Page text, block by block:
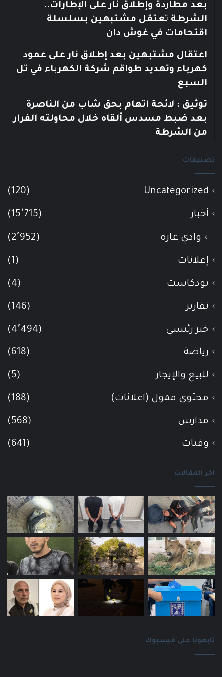
بعد مطاردة وإطلاق نار على الإطارات..
الشرطة تعتقل مشتبهين بسلسلة
اقتحامات في غوش دان
اعتقال مشتبهين بعد إطلاق نار على عمود
كهرباء وتهديد طواقم شركة الكهرباء في تل
السبع
توثيق : لائحة اتهام بحق شاب من الناصرة
بعد ضبط مسدس ألقاه خلال محاولته الفرار
من الشرطة
تصنيفات
Uncategorized
(120)
أخبار (15٬715)
وادي عاره (2٬952)
إعلانات (1)
بودكاست (4)
تقارير (146)
خبر رئيسي (4٬494)
رياضة (618)
للبيع والإيجار (5)
محتوى ممول (اعلانات) (188)
مدارس (568)
وفيات (641)
اخر المقالات
تابعونا على فيسبوك